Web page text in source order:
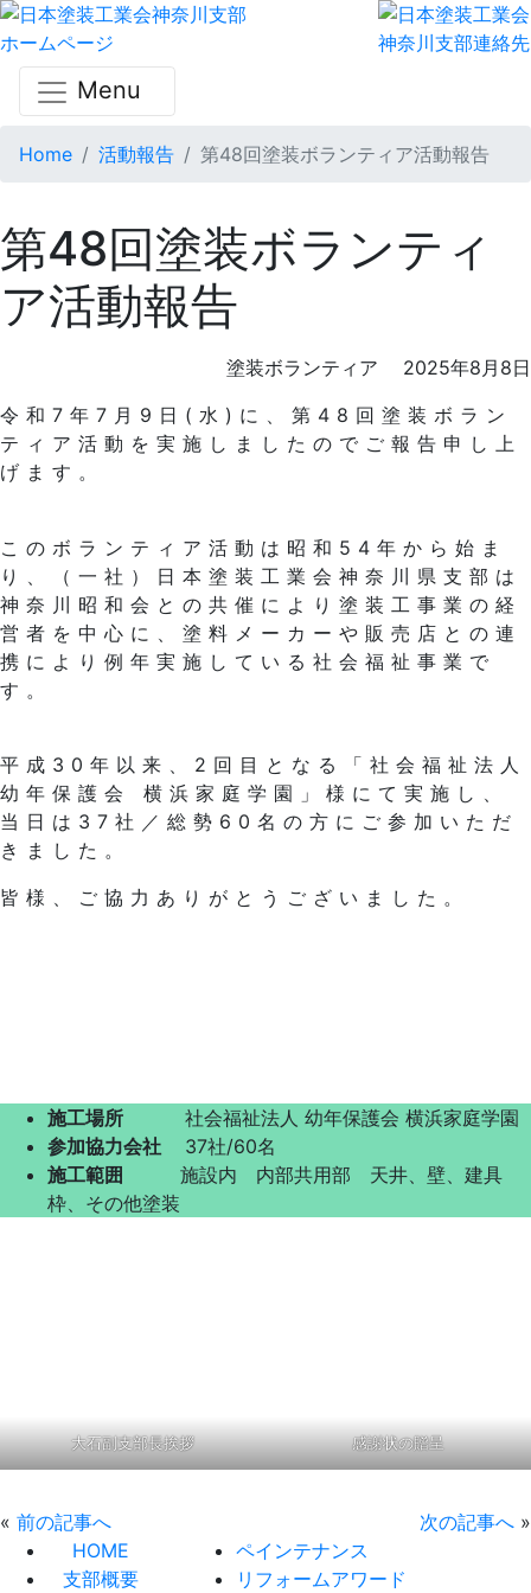
Menu
Home 活動報告 第48回塗装ボランティア活動報告
第48回塗装ボランティ
ア活動報告
塗装ボランティア
2025年8月8日
令和7年7月9日(水)に、第48回塗装ボラン
ティア活動を実施しましたのでご報告申し上
げます。
このボランティア活動は昭和54年から始ま
り、（一社）日本塗装工業会神奈川県支部は
神奈川昭和会との共催により塗装工事業の経
営者を中心に、塗料メーカーや販売店との連
携により例年実施している社会福祉事業で
す。
平成30年以来、2回目となる「社会福祉法人
幼年保護会 横浜家庭学園」様にて実施し、
当日は37社／総勢60名の方にご参加いただ
きました。
皆様、ご協力ありがとうございました。
施工場所
社会福祉法人 幼年保護会 横浜家庭学園
参加協力会社 37社/60名
施工範囲 施設内 内部共用部 天井、壁、建具
枠、その他塗装
大石副支部長挨拶 感謝状の贈呈
« 前の記事へ 次の記事へ »
HOME
支部概要
ペインテナンス
リフォームアワード